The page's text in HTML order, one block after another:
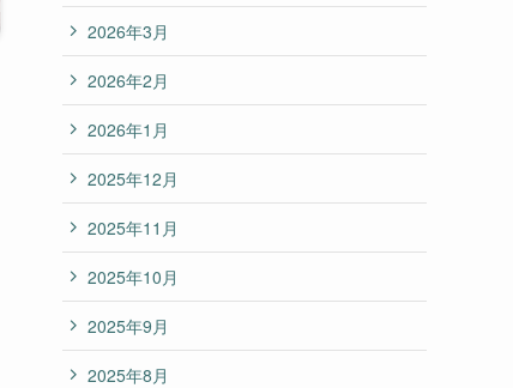
2026年3月
2026年2月
2026年1月
2025年12月
2025年11月
2025年10月
2025年9月
2025年8月